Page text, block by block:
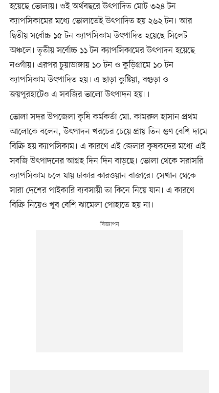
হয়েছে ভোলায়। ওই অর্থবছরে উৎপাদিত মোট ৩২৪ টন
ক্যাপসিকামের মধ্যে ভোলাতেই উৎপাদিত হয় ২৬২ টন। আর
দ্বিতীয় সর্বোচ্চ ১৫ টন ক্যাপসিকাম উৎপাদিত হয়েছে সিলেট
অঞ্চলে। তৃতীয় সর্বোচ্চ ১১ টন ক্যাপসিকামের উৎপাদন হয়েছে
নওগাঁয়। এরপর চুয়াডাঙ্গায় ১০ টন ও কুড়িগ্রামে ১০ টন
ক্যাপসিকাম উৎপাদিত হয়। এ ছাড়া কুষ্টিয়া, বগুড়া ও
জয়পুরহাটেও এ সবজির ভালো উৎপাদন হয়।।
ভোলা সদর উপজেলা কৃষি কর্মকর্তা মো. কামরুল হাসান প্রথম
আলোকে বলেন, উৎপাদন খরচের চেয়ে প্রায় তিন গুণ বেশি দামে
বিক্রি হয় ক্যাপসিকাম। এ কারণে এই জেলার কৃষকদের মধ্যে এই
সবজি উৎপাদনের আগ্রহ দিন দিন বাড়ছে। ভোলা থেকে সরাসরি
ক্যাপসিকাম চলে যায় ঢাকার কারওয়ান বাজারে। সেখান থেকে
সারা দেশের পাইকারি ব্যবসায়ী তা কিনে নিয়ে যান। এ কারণে
বিক্রি নিয়েও খুব বেশি ঝামেলা পোহাতে হয় না।